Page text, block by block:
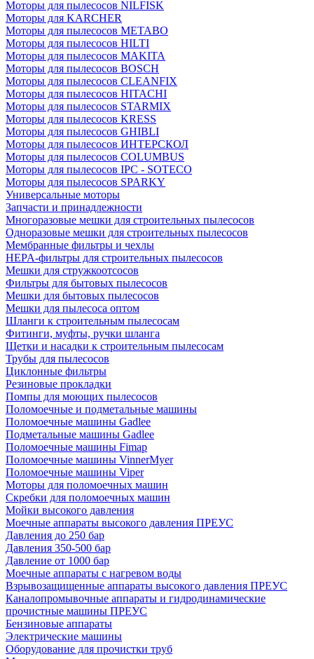
Моторы для пылесосов NILFISK
Моторы для KARCHER
Моторы для пылесосов METABO
Моторы для пылесосов HILTI
Моторы для пылесосов MAKITA
Моторы для пылесосов BOSCH
Моторы для пылесосов CLEANFIX
Моторы для пылесосов HITACHI
Моторы для пылесосов STARMIX
Моторы для пылесосов KRESS
Моторы для пылесосов GHIBLI
Моторы для пылесосов ИНТЕРСКОЛ
Моторы для пылесосов COLUMBUS
Моторы для пылесосов IPC - SOTECO
Моторы для пылесосов SPARKY
Универсальные моторы
Запчасти и принадлежности
Многоразовые мешки для строительных пылесосов
Одноразовые мешки для строительных пылесосов
Мембранные фильтры и чехлы
HEPA-фильтры для строительных пылесосов
Мешки для стружкоотсосов
Фильтры для бытовых пылесосов
Мешки для бытовых пылесосов
Мешки для пылесоса оптом
Шланги к строительным пылесосам
Фитинги, муфты, ручки шланга
Щетки и насадки к строительным пылесосам
Трубы для пылесосов
Циклонные фильтры
Резиновые прокладки
Помпы для моющих пылесосов
Поломоечные и подметальные машины
Поломоечные машины Gadlee
Подметальные машины Gadlee
Поломоечные машины Fimap
Поломоечные машины VinnerMyer
Поломоечные машины Viper
Моторы для поломоечных машин
Скребки для поломоечных машин
Мойки высокого давления
Моечные аппараты высокого давления ПРЕУС
Давления до 250 бар
Давления 350-500 бар
Давление от 1000 бар
Моечные аппараты с нагревом воды
Взрывозащищенные аппараты высокого давления ПРЕУС
Каналопромывочные аппараты и гидродинамические
прочистные машины ПРЕУС
Бензиновые аппараты
Электрические машины
Оборудование для прочистки труб